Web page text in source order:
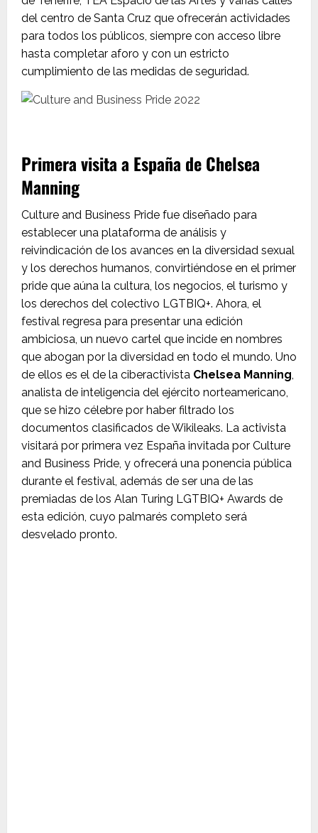
del centro de Santa Cruz que ofrecerán actividades
para todos los públicos, siempre con acceso libre
hasta completar aforo y con un estricto
cumplimiento de las medidas de seguridad.
Primera visita a España de Chelsea
Manning
Culture and Business Pride fue diseñado para
establecer una plataforma de análisis y
reivindicación de los avances en la diversidad sexual
y los derechos humanos, convirtiéndose en el primer
pride que aúna la cultura, los negocios, el turismo y
los derechos del colectivo LGTBIQ+. Ahora, el
festival regresa para presentar una edición
ambiciosa, un nuevo cartel que incide en nombres
que abogan por la diversidad en todo el mundo. Uno
de ellos es el de la ciberactivista Chelsea Manning,
analista de inteligencia del ejército norteamericano,
que se hizo célebre por haber filtrado los
documentos clasificados de Wikileaks. La activista
visitará por primera vez España invitada por Culture
and Business Pride, y ofrecerá una ponencia pública
durante el festival, además de ser una de las
premiadas de los Alan Turing LGTBIQ+ Awards de
esta edición, cuyo palmarés completo será
desvelado pronto.